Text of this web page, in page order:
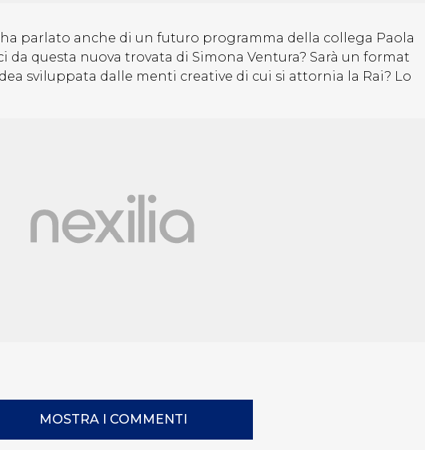
parlato anche di un futuro programma della collega Paola
da questa nuova trovata di Simona Ventura? Sarà un format
sviluppata dalle menti creative di cui si attornia la Rai? Lo
MOSTRA I COMMENTI